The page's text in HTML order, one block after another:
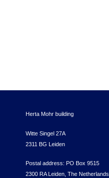
Herta Mohr building
Witte Singel 27A
2311 BG Leiden
Postal address: PO Box 9515
2300 RA Leiden, The Netherlands